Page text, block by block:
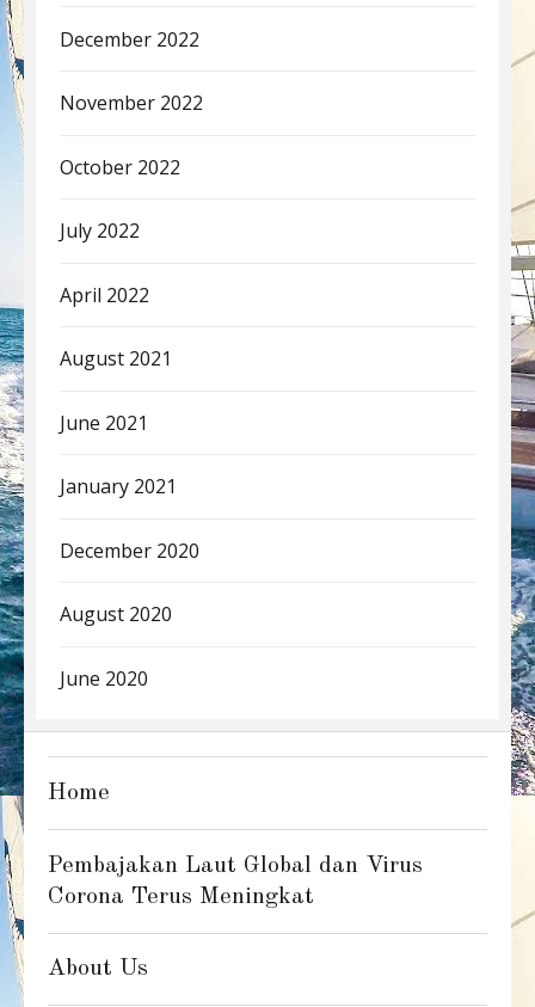
December 2022
November 2022
October 2022
July 2022
April 2022
August 2021
June 2021
January 2021
December 2020
August 2020
June 2020
Home
Pembajakan Laut Global dan Virus
Corona Terus Meningkat
About Us